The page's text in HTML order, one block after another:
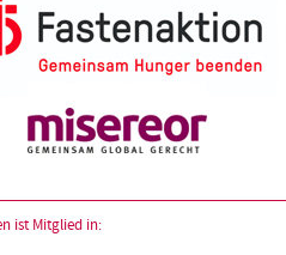
ist Mitglied in: